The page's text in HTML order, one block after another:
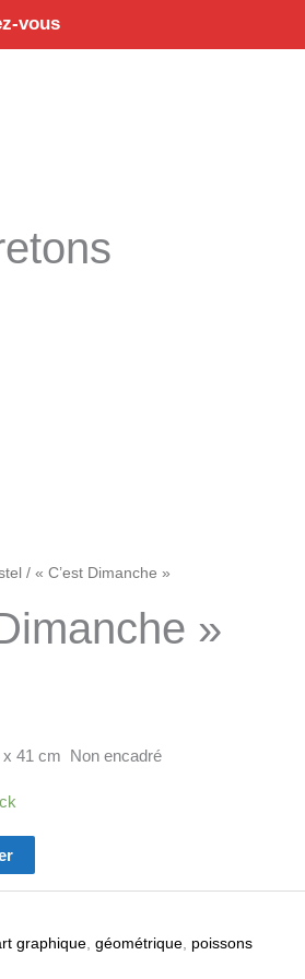
vous
/ « C’est Dimanche »
»
41 cm Non encadré
graphique géométrique poissons